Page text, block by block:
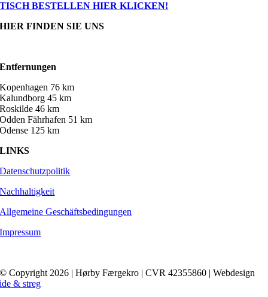
TISCH BESTELLEN HIER KLICKEN!
HIER FINDEN SIE UNS
Entfernungen
Kopenhagen 76 km
Kalundborg 45 km
Roskilde 46 km
Odden Fährhafen 51 km
Odense 125 km
LINKS
Datenschutzpolitik
Nachhaltigkeit
Allgemeine Geschäftsbedingungen
Impressum
© Copyright 2026 | Hørby Færgekro | CVR 42355860 | Webdesign
ide & streg